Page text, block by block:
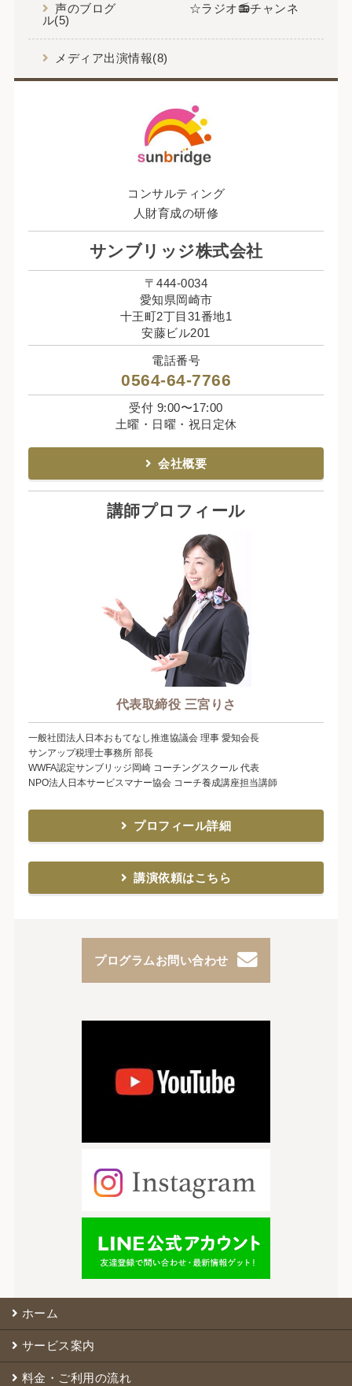
声のブログ ☆ラジオ📻チャンネ
ル(5)
メディア出演情報(8)
プログラムお問い合わせ
コンサルティング
人財育成の研修
サンブリッジ株式会社
〒444-0034
愛知県岡崎市
十王町2丁目31番地1
安藤ビル201
電話番号
0564-64-7766
受付 9:00〜17:00
土曜・日曜・祝日定休
会社概要
講師プロフィール
代表取締役 三宮りさ
一般社団法人日本おもてなし推進協議会 理事 愛知会長
サンアップ税理士事務所 部長
WWFA認定サンブリッジ岡崎 コーチングスクール 代表
NPO法人日本サービスマナー協会 コーチ養成講座担当講師
プロフィール詳細
講演依頼はこちら
ホーム
サービス案内
料金・ご利用の流れ